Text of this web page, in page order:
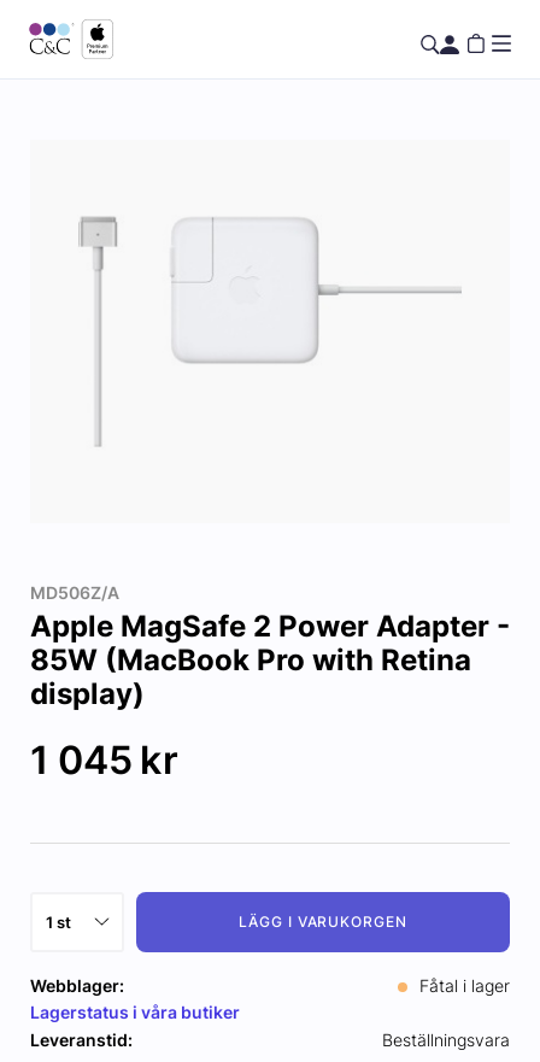
MD506Z/A
Apple MagSafe 2 Power Adapter -
85W (MacBook Pro with Retina
display)
1 045 kr
LÄGG I VARUKORGEN
Webblager:
Fåtal i lager
Lagerstatus i våra butiker
Leveranstid:
Beställningsvara